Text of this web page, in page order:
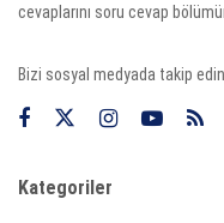
cevaplarını soru cevap
Bizi sosyal medyada takip
Kategoriler